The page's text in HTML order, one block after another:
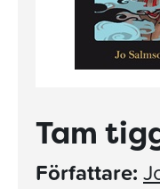
Tam
Författare: